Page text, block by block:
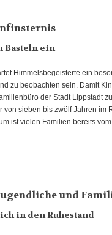
Basteln ein
Himmelsbegeisterte ein
zu beobachten sein. Damit
der Stadt Lippstadt
von sieben bis zwölf Jahren im
ist vielen Familien bereits
und
in den Ruhestand